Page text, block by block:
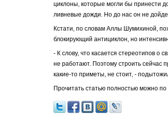
циклоны, которые могли бы принести
ливневые дожди. Но до нас он не
Кстати, по словам Аллы Шумихиной,
блокирующий антициклон, но
- К слову, что касается стереотипов о
не работают. Поэтому строить сейчас
какие-то приметы, не стоит, -
Прочитать статью полностью можно по